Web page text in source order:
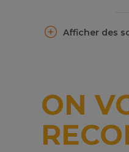
Afficher des
ON